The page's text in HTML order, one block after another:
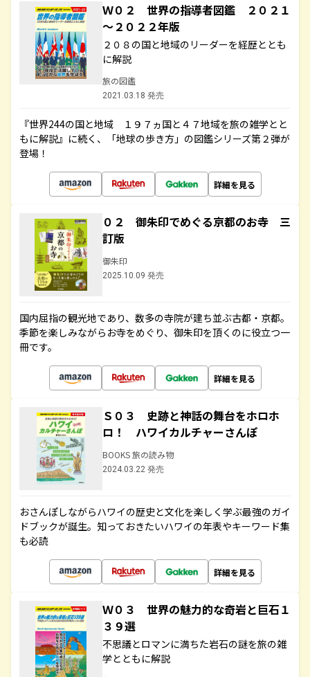
Ｗ０２ 世界の指導者図鑑 ２０２１
～２０２２年版
２０８の国と地域のリーダーを経歴ととも
に解説
旅の図鑑
2021.03.18 発売
『世界244の国と地域 １９７ヵ国と４７地域を旅の雑学とと
もに解説』に続く、「地球の歩き方」の図鑑シリーズ第２弾が
登場！
詳細を見る
０２ 御朱印でめぐる京都のお寺 三
訂版
御朱印
2025.10.09 発売
国内屈指の観光地であり、数多の寺院が建ち並ぶ古都・京都。
季節を楽しみながらお寺をめぐり、御朱印を頂くのに役立つ一
冊です。
詳細を見る
Ｓ０３ 史跡と神話の舞台をホロホ
ロ！ ハワイカルチャーさんぽ
BOOKS 旅の読み物
2024.03.22 発売
おさんぽしながらハワイの歴史と文化を楽しく学ぶ最強のガイ
ドブックが誕生。知っておきたいハワイの年表やキーワード集
も必読
詳細を見る
Ｗ０３ 世界の魅力的な奇岩と巨石１
３９選
不思議とロマンに満ちた岩石の謎を旅の雑
学とともに解説